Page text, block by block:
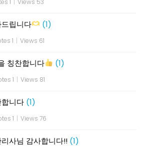
립니다 (1)
1 | Views 61
칭찬합니다 (1)
1 | Views 81
니다 (1)
1 | Views 76
사님 감사합니다!! (1)